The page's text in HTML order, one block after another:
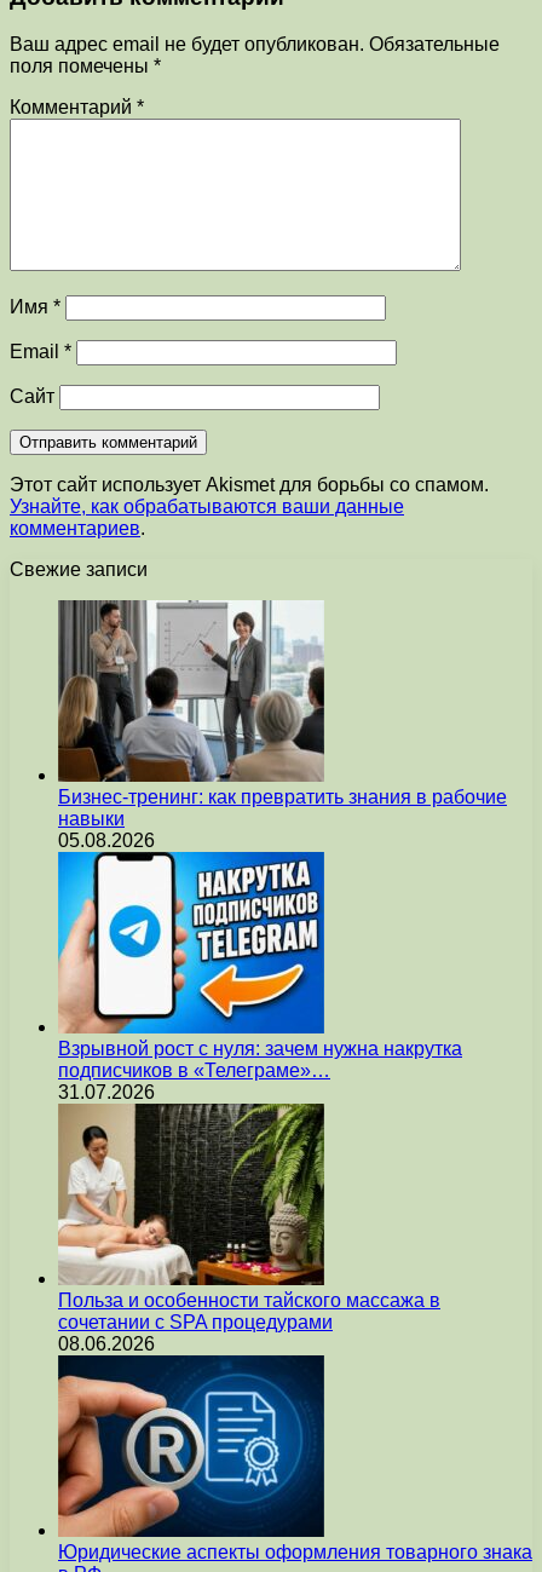
Ваш адрес email не будет опубликован. Обязательные
поля помечены *
Комментарий *
Имя *
Email *
Сайт
Этот сайт использует Akismet для борьбы со спамом.
Узнайте, как обрабатываются ваши данные
комментариев.
Свежие записи
Бизнес-тренинг: как превратить знания в рабочие
навыки
05.08.2026
Взрывной рост с нуля: зачем нужна накрутка
подписчиков в «Телеграме»…
31.07.2026
Польза и особенности тайского массажа в
сочетании с SPA процедурами
08.06.2026
Юридические аспекты оформления товарного знака